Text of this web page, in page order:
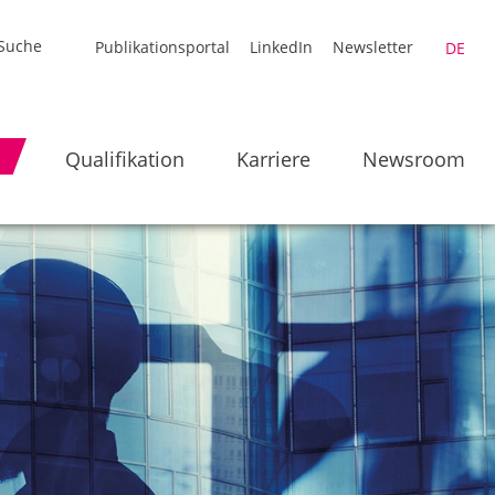
Publikationsportal LinkedIn Newsletter DE
Qualifikation Karriere Newsroom